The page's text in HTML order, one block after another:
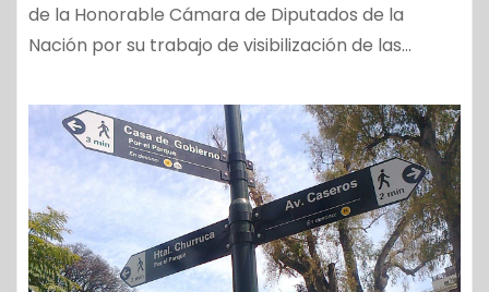
de la Honorable Cámara de Diputados de la
Nación por su trabajo de visibilización de las…